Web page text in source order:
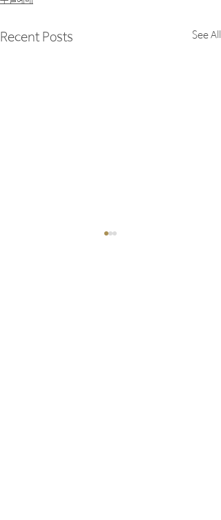
Recent Posts See All